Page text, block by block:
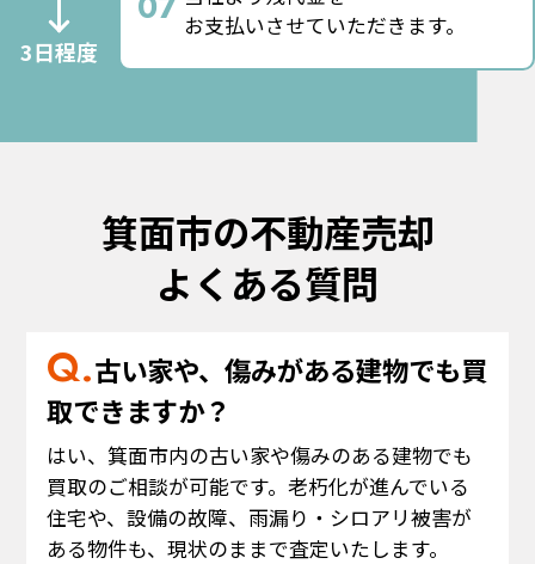
3日程度
お支払いさせていただきます。
箕面市の不動産売却
よくある質問
古い家や、傷みがある建物でも買
取できますか？
はい、箕面市内の古い家や傷みのある建物でも
買取のご相談が可能です。老朽化が進んでいる
住宅や、設備の故障、雨漏り・シロアリ被害が
ある物件も、現状のままで査定いたします。